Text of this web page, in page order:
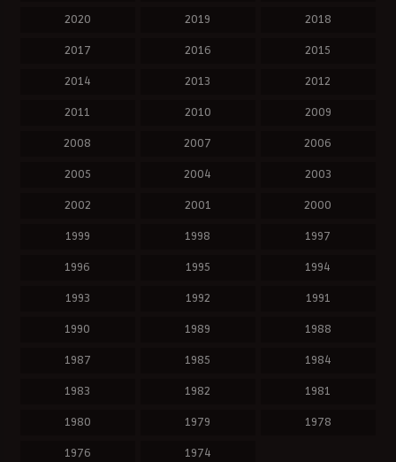
2020 2019 2018
2017 2016 2015
2014 2013 2012
2011 2010 2009
2008 2007 2006
2005 2004 2003
2002 2001 2000
1999 1998 1997
1996 1995 1994
1993 1992 1991
1990 1989 1988
1987 1985 1984
1983 1982 1981
1980 1979 1978
1976 1974